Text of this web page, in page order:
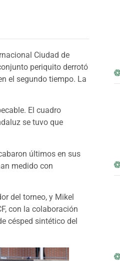
Ciudad de
periquito derrotó
el segundo tiempo. La
El cuadro
se tuvo que
últimos en sus
medido con
del torneo, y Mikel
con la colaboración
césped sintético del